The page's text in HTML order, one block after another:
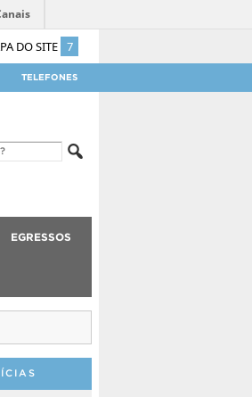
DO SITE 7
TELEFONES
EGRESSOS